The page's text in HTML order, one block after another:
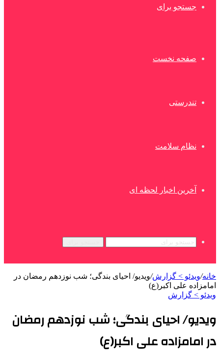
جستجو برای
صفحه نخست
تندرستی
نظام سلامت
آخرین اخبار لحظه ای
خانه/ویدئو > گزارش/ویدیو/ احیای بندگی؛ شب نوزدهم رمضان در
امامزاده علی اکبر(ع)
ویدئو > گزارش
ویدیو/ احیای بندگی؛ شب نوزدهم رمضان
در امامزاده علی اکبر(ع)